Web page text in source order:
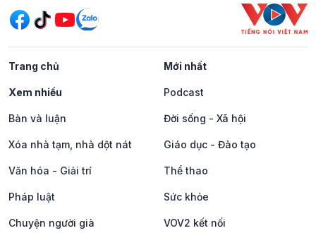
Trang chủ Mới nhất
Xem nhiều Podcast
Bàn và luận Đời sống - Xã hội
Xóa nhà tạm, nhà dột nát Giáo dục - Đào tạo
Văn hóa - Giải trí Thể thao
Pháp luật Sức khỏe
Chuyện người già VOV2 kết nối